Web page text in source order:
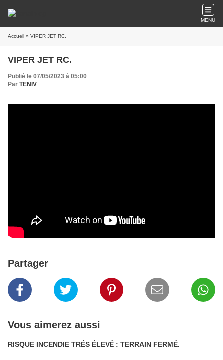
MENU
Accueil » VIPER JET RC.
VIPER JET RC.
Publié le 07/05/2023 à 05:00
Par TENIV
Partager
Vous aimerez aussi
RISQUE INCENDIE TRÉS ÉLEVÉ : TERRAIN FERMÉ.